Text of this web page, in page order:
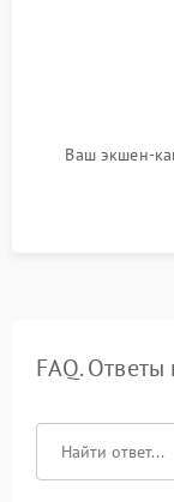
Ваш экшен-
FAQ.